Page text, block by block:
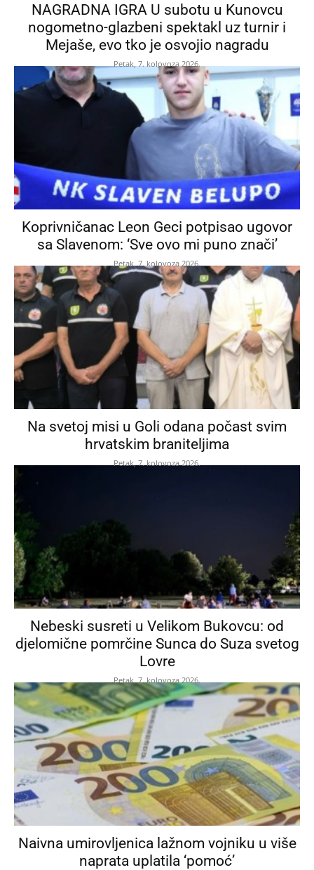
NAGRADNA IGRA U subotu u Kunovcu
nogometno-glazbeni spektakl uz turnir i
Mejaše, evo tko je osvojio nagradu
Petak, 7. kolovoza 2026.
Koprivničanac Leon Geci potpisao ugovor
sa Slavenom: ‘Sve ovo mi puno znači’
Petak, 7. kolovoza 2026.
Na svetoj misi u Goli odana počast svim
hrvatskim braniteljima
Petak, 7. kolovoza 2026.
Nebeski susreti u Velikom Bukovcu: od
djelomične pomrčine Sunca do Suza svetog
Lovre
Petak, 7. kolovoza 2026.
Naivna umirovljenica lažnom vojniku u više
naprata uplatila ‘pomoć’